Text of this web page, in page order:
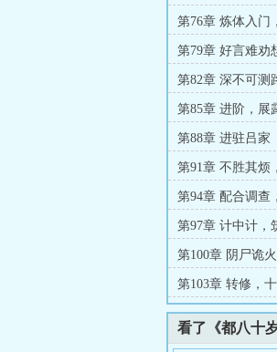
第76章 炼体入门
第79章 好言难劝
第82章 深不可测
第85章 进阶，展
第88章 进驻吕家
第91章 不胜其烦
第94章 配合调查
第97章 计中计，
第100章 阴尸诡火
第103章 转修，
看了《都八十